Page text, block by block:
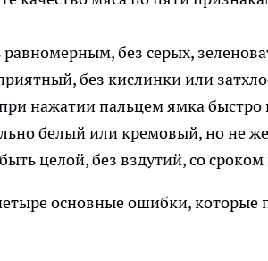
без серых,
без кислинки или
нажатии пальцем ямка быстро
белый или кремовый, но не
целой, без вздутий, со
основные ошибки, которые